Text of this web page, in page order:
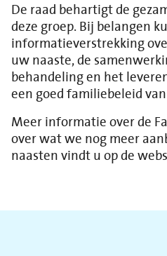
De raad behartigt de
deze groep. Bij belangen
informatieverstrekking
uw naaste, de
behandeling en het
een goed familiebeleid
Meer informatie over de
over wat we nog meer
naasten vindt u op de